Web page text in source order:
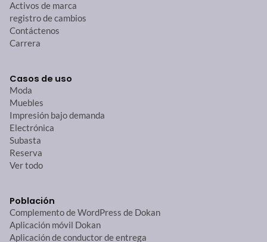
Activos de marca
registro de cambios
Contáctenos
Carrera
Casos de uso
Moda
Muebles
Impresión bajo demanda
Electrónica
Subasta
Reserva
Ver todo
Población
Complemento de WordPress de Dokan
Aplicación móvil Dokan
Aplicación de conductor de entrega